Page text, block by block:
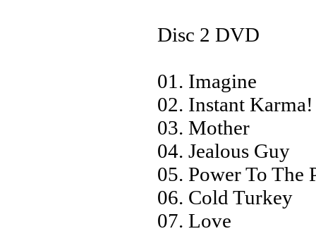
Disc 2 DVD
01. Imagine
02. Instant
03. Mother
04. Jealous Guy
05. Power To The
06. Cold Turkey
07. Love